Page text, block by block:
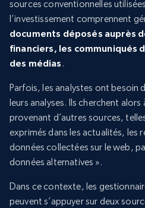
sources conventionnelles
l’investissement comprennent
documents déposés auprès
financiers, les communiqués
des médias .
Parfois, les analystes ont besoin
leurs analyses. Ils cherchent
provenant d’autres sources,
exprimés dans les actualités, les
données collectées sur le web,
données alternatives ».
Dans ce contexte, les
peuvent s’appuyer sur deux